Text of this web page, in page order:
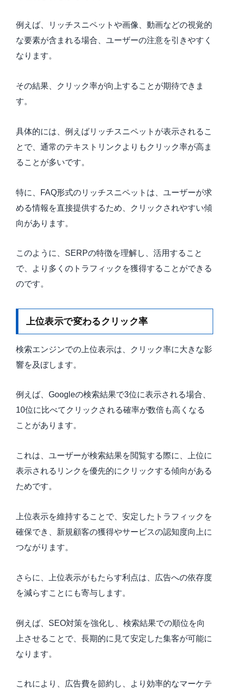
例えば、リッチスニペットや画像、動画などの視覚的
な要素が含まれる場合、ユーザーの注意を引きやすく
なります。
その結果、クリック率が向上することが期待できま
す。
具体的には、例えばリッチスニペットが表示されるこ
とで、通常のテキストリンクよりもクリック率が高ま
ることが多いです。
特に、FAQ形式のリッチスニペットは、ユーザーが求
める情報を直接提供するため、クリックされやすい傾
向があります。
このように、SERPの特徴を理解し、活用すること
で、より多くのトラフィックを獲得することができる
のです。
上位表示で変わるクリック率
検索エンジンでの上位表示は、クリック率に大きな影
響を及ぼします。
例えば、Googleの検索結果で3位に表示される場合、
10位に比べてクリックされる確率が数倍も高くなる
ことがあります。
これは、ユーザーが検索結果を閲覧する際に、上位に
表示されるリンクを優先的にクリックする傾向がある
ためです。
上位表示を維持することで、安定したトラフィックを
確保でき、新規顧客の獲得やサービスの認知度向上に
つながります。
さらに、上位表示がもたらす利点は、広告への依存度
を減らすことにも寄与します。
例えば、SEO対策を強化し、検索結果での順位を向
上させることで、長期的に見て安定した集客が可能に
なります。
これにより、広告費を節約し、より効率的なマーケテ